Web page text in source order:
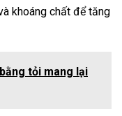
khoáng chất để tăng
tỏi mang lại